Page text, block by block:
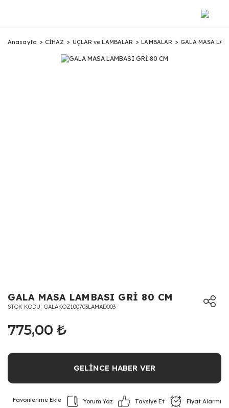
Anasayfa CİHAZ UÇLAR ve LAMBALAR LAMBALAR GALA MASA
GALA MASA LAMBASI GRİ 80 CM
STOK KODU GALAKOZ100703LAMAD003
775,00 ₺
GELİNCE HABER VER
Yorum Yaz Tavsiye Et Fiyat Alarmı